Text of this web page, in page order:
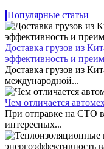
Популярные статьи
Доставка грузов из
эффективность и
Доставка грузов из
международной...
Чем отличается
При отправке на СТО
интересных...